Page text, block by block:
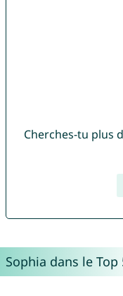
Cherches-tu plus
Sophia dans le